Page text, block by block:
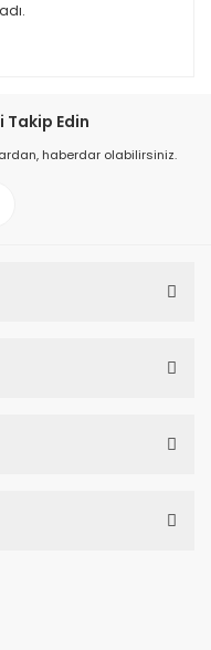
Takip Edin
haberdar olabilirsiniz.